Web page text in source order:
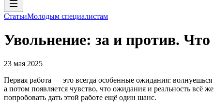
СтатьиМолодым специалистам
Увольнение: за и против. Что
23 мая 2025
Первая работа — это всегда особенные ожидания:
а потом появляется чувство, что ожидания и реальность всё
попробовать дать этой работе ещё один шанс.